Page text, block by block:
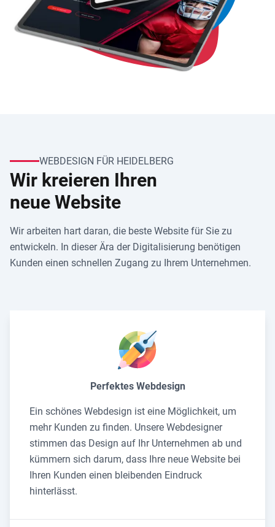
WEBDESIGN FÜR HEIDELBERG
Wir kreieren Ihren
neue Website
Wir arbeiten hart daran, die beste Website für Sie zu
entwickeln. In dieser Ära der Digitalisierung benötigen
Kunden einen schnellen Zugang zu Ihrem Unternehmen.
Perfektes Webdesign
Ein schönes Webdesign ist eine Möglichkeit, um
mehr Kunden zu finden. Unsere Webdesigner
stimmen das Design auf Ihr Unternehmen ab und
kümmern sich darum, dass Ihre neue Website bei
Ihren Kunden einen bleibenden Eindruck
hinterlässt.